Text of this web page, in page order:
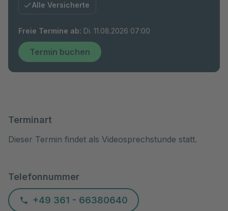
Alle Versicherte
Freie Termine ab: Di. 11.08.2026 07:00
Termin buchen
Terminart
Dieser Termin findet als Videosprechstunde statt.
Telefonnummer
+49 361 - 66380640